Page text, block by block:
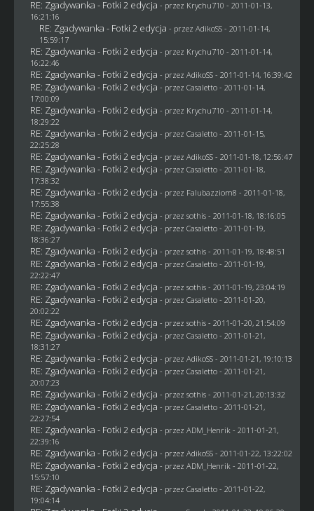
RE: Zgadywanka - Fotki 2 edycja - przez Krychu710 - 2011-01-13,
16:21:16
RE: Zgadywanka - Fotki 2 edycja - przez AdikoSS - 2011-01-14,
15:59:17
RE: Zgadywanka - Fotki 2 edycja - przez Krychu710 - 2011-01-14,
16:22:46
RE: Zgadywanka - Fotki 2 edycja - przez AdikoSS - 2011-01-14, 16:39:42
RE: Zgadywanka - Fotki 2 edycja - przez Casaletto- 2011-01-14,
17:00:09
RE: Zgadywanka - Fotki 2 edycja - przez Krychu710 - 2011-01-14,
18:29:22
RE: Zgadywanka - Fotki 2 edycja - przez Casaletto- 2011-01-15,
22:25:28
RE: Zgadywanka - Fotki 2 edycja - przez AdikoSS - 2011-01-18, 12:56:47
RE: Zgadywanka - Fotki 2 edycja - przez Casaletto- 2011-01-18,
17:38:32
RE: Zgadywanka - Fotki 2 edycja - przez Falubazziom8 - 2011-01-18,
17:55:38
RE: Zgadywanka - Fotki 2 edycja - przez sothis- 2011-01-18, 18:16:05
RE: Zgadywanka - Fotki 2 edycja - przez Casaletto- 2011-01-19,
18:36:27
RE: Zgadywanka - Fotki 2 edycja - przez sothis- 2011-01-19, 18:48:51
RE: Zgadywanka - Fotki 2 edycja - przez Casaletto- 2011-01-19,
22:22:47
RE: Zgadywanka - Fotki 2 edycja - przez sothis- 2011-01-19, 23:04:19
RE: Zgadywanka - Fotki 2 edycja - przez Casaletto- 2011-01-20,
20:02:22
RE: Zgadywanka - Fotki 2 edycja - przez sothis- 2011-01-20, 21:54:09
RE: Zgadywanka - Fotki 2 edycja - przez Casaletto- 2011-01-21,
18:31:27
RE: Zgadywanka - Fotki 2 edycja - przez AdikoSS - 2011-01-21, 19:10:13
RE: Zgadywanka - Fotki 2 edycja - przez Casaletto- 2011-01-21,
20:07:23
RE: Zgadywanka - Fotki 2 edycja - przez sothis- 2011-01-21, 20:13:32
RE: Zgadywanka - Fotki 2 edycja - przez Casaletto- 2011-01-21,
22:27:54
RE: Zgadywanka - Fotki 2 edycja - przez ADM_Henrik - 2011-01-21,
22:39:16
RE: Zgadywanka - Fotki 2 edycja - przez AdikoSS - 2011-01-22, 13:22:02
RE: Zgadywanka - Fotki 2 edycja - przez ADM_Henrik - 2011-01-22,
15:57:10
RE: Zgadywanka - Fotki 2 edycja - przez Casaletto- 2011-01-22,
19:04:14